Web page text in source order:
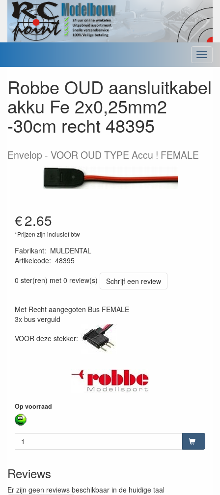
Menu
Robbe OUD aansluitkabel
akku Fe 2x0,25mm2
-30cm recht 48395
Envelop VOOR OUD TYPE Accu ! FEMALE
€2.65
*Prijzen zijn inclusief btw
Fabrikant: MULDENTAL
Artikelcode: 48395
0 ster(ren) met 0 review(s)
Schrijf een review
Met Recht aangegoten Bus FEMALE
3x bus verguld
VOOR deze stekker:
Op voorraad
Reviews
Er zijn geen reviews beschikbaar in de huidige taal